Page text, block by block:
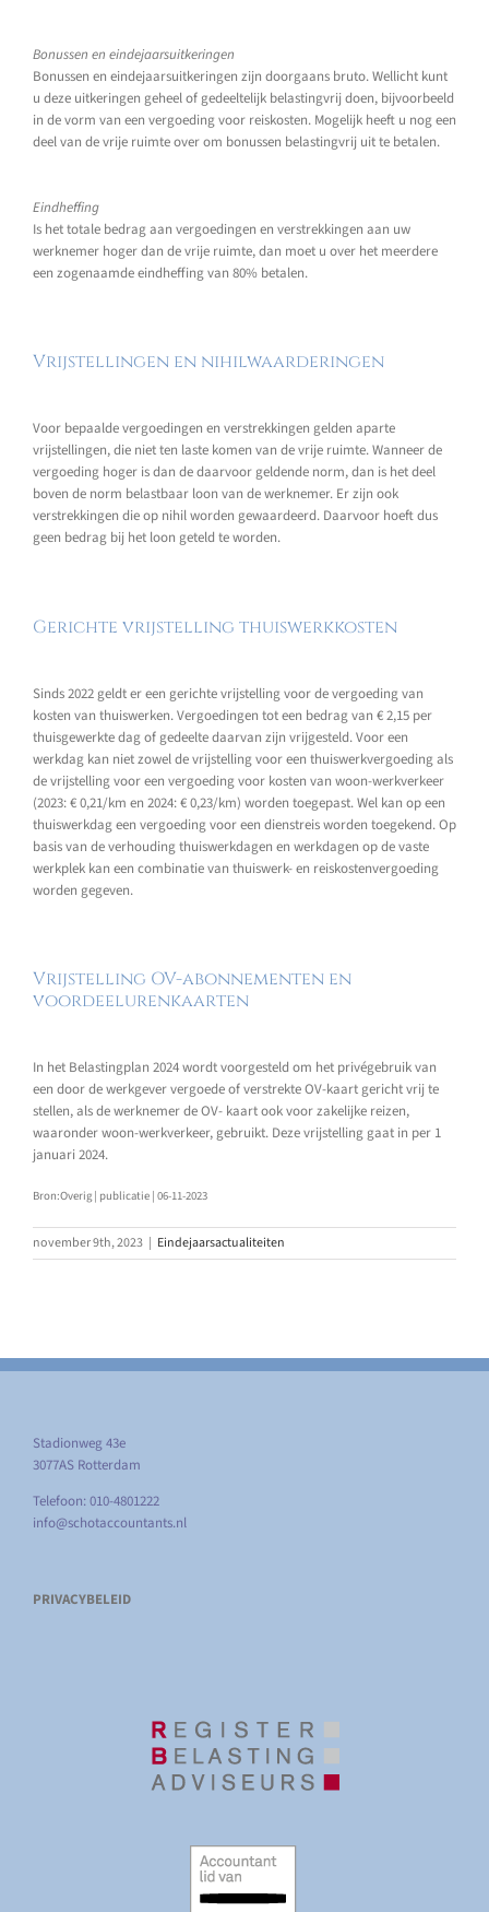
Bonussen en eindejaarsuitkeringen
Bonussen en eindejaarsuitkeringen zijn doorgaans bruto. Wellicht kunt
u deze uitkeringen geheel of gedeeltelijk belastingvrij doen, bijvoorbeeld
in de vorm van een vergoeding voor reiskosten. Mogelijk heeft u nog een
deel van de vrije ruimte over om bonussen belastingvrij uit te betalen.
Eindheffing
Is het totale bedrag aan vergoedingen en verstrekkingen aan uw
werknemer hoger dan de vrije ruimte, dan moet u over het meerdere
een zogenaamde eindheffing van 80% betalen.
Vrijstellingen en nihilwaarderingen
Voor bepaalde vergoedingen en verstrekkingen gelden aparte
vrijstellingen, die niet ten laste komen van de vrije ruimte. Wanneer de
vergoeding hoger is dan de daarvoor geldende norm, dan is het deel
boven de norm belastbaar loon van de werknemer. Er zijn ook
verstrekkingen die op nihil worden gewaardeerd. Daarvoor hoeft dus
geen bedrag bij het loon geteld te worden.
Gerichte vrijstelling thuiswerkkosten
Sinds 2022 geldt er een gerichte vrijstelling voor de vergoeding van
kosten van thuiswerken. Vergoedingen tot een bedrag van € 2,15 per
thuisgewerkte dag of gedeelte daarvan zijn vrijgesteld. Voor een
werkdag kan niet zowel de vrijstelling voor een thuiswerkvergoeding als
de vrijstelling voor een vergoeding voor kosten van woon-werkverkeer
(2023: € 0,21/km en 2024: € 0,23/km) worden toegepast. Wel kan op een
thuiswerkdag een vergoeding voor een dienstreis worden toegekend. Op
basis van de verhouding thuiswerkdagen en werkdagen op de vaste
werkplek kan een combinatie van thuiswerk- en reiskostenvergoeding
worden gegeven.
Vrijstelling OV-abonnementen en
voordeelurenkaarten
In het Belastingplan 2024 wordt voorgesteld om het privégebruik van
een door de werkgever vergoede of verstrekte OV-kaart gericht vrij te
stellen, als de werknemer de OV- kaart ook voor zakelijke reizen,
waaronder woon-werkverkeer, gebruikt. Deze vrijstelling gaat in per 1
januari 2024.
Bron:Overig | publicatie | 06-11-2023
november 9th, 2023 | Eindejaarsactualiteiten
Stadionweg 43e
3077AS Rotterdam
Telefoon: 010-4801222
info@schotaccountants.nl
PRIVACYBELEID